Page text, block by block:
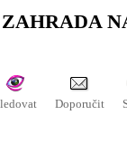
Doporučit